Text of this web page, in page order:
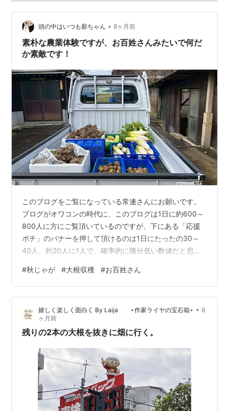
頭の中はいつも薪ちゃん • 8ヶ月前
素朴な農業体験ですが、お百姓さんみたいで何だ
か素敵です！
このブログをご覧になっている常連さんにお願いです。
ブログがオワコンの時代に、このブログは1日に約600～
800人に方にご覧頂いているのですが、下にある「応援
ポチ」のバナーを押して頂けるのは1日にたったの30～
40人、約20人に1人で、確率的に随分低い数値だと思い
のは無理があると思うので、せめて常連さんだけでも
「応援ポチ」のクリックを1日1回して頂ければと思いま
す。 この1日1回の「応援ポチ」がブログを継続する意思
に繋がります。 ⇩⇩⇩⇩⇩ はじまり、はじまり ⇩⇩⇩⇩⇩
12月9日に車で5分の畑に行ってじゃがいもと大根を収穫
してくると聞いた…
#秋じゃが #大根収穫 #お百姓さん
嬉しく楽しく面白く By Laija ⋆作家ライヤの宝石箱⋆ • 9
ヶ月前
残りの2本の大根を抜きに畑に行く。